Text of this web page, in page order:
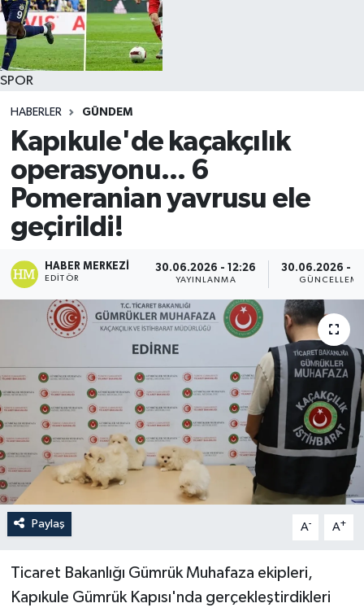
SPOR
HABERLER GÜNDEM
Kapıkule'de kaçakçılık
operasyonu... 6
Pomeranian yavrusu ele
geçirildi!
HABER MERKEZI
EDITÖR
30.06.2026 - 12:26
YAYINLANMA
30.06.2026 -
GÜNCELLEME
Paylaş A- A+
Ticaret Bakanlığı Gümrük Muhafaza ekipleri,
Kapıkule Gümrük Kapısı'nda gerçekleştirdikleri